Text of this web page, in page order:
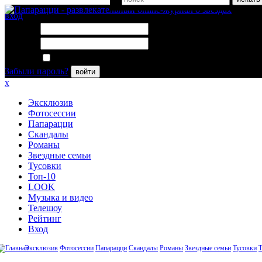
вход
Забыли пароль?
войти
x
Эксклюзив
Фотосессии
Папарацци
Скандалы
Романы
Звездные семьи
Тусовки
Топ-10
LOOK
Музыка и видео
Телешоу
Рейтинг
Вход
Эксклюзив Фотосессии Папарацци Скандалы Романы Звездные семьи Тусовки